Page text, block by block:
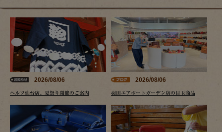
2026/08/06
ヘルツ仙台店、夏祭り開催のご案内
2026/08/06
羽田エアポートガーデン店の目玉商品